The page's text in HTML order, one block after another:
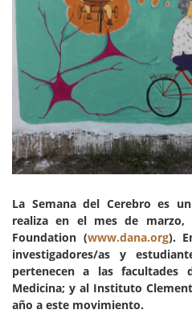
La Semana del Cerebro es
realiza en el mes de marzo,
Foundation (www.dana.org).
investigadores/as y
pertenecen a las facultades
Medicina; y al Instituto
año a este movimiento.